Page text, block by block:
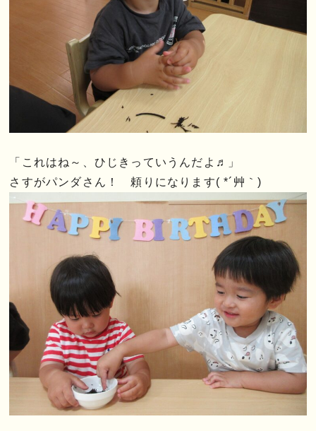
「これはね～、ひじきっていうんだよ♬」
さすがパンダさん！ 頼りになります( *´艸｀)